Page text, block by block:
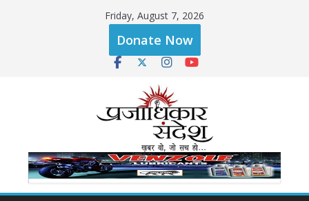
Friday, August 7, 2026
Donate Now